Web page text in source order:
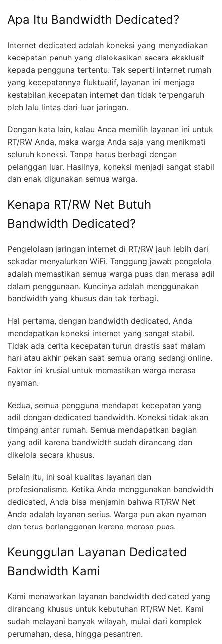
Apa Itu Bandwidth Dedicated?
Internet dedicated adalah koneksi yang menyediakan
kecepatan penuh yang dialokasikan secara eksklusif
kepada pengguna tertentu. Tak seperti internet rumah
yang kecepatannya fluktuatif, layanan ini menjaga
kestabilan kecepatan internet dan tidak terpengaruh
oleh lalu lintas dari luar jaringan.
Dengan kata lain, kalau Anda memilih layanan ini untuk
RT/RW Anda, maka warga Anda saja yang menikmati
seluruh koneksi. Tanpa harus berbagi dengan
pelanggan luar. Hasilnya, koneksi menjadi sangat stabil
dan enak digunakan semua warga.
Kenapa RT/RW Net Butuh
Bandwidth Dedicated?
Pengelolaan jaringan internet di RT/RW jauh lebih dari
sekadar menyalurkan WiFi. Tanggung jawab pengelola
adalah memastikan semua warga puas dan merasa adil
dalam penggunaan. Kuncinya adalah menggunakan
bandwidth yang khusus dan tak terbagi.
Hal pertama, dengan bandwidth dedicated, Anda
mendapatkan koneksi internet yang sangat stabil.
Tidak ada cerita kecepatan turun drastis saat malam
hari atau akhir pekan saat semua orang sedang online.
Faktor ini krusial untuk memastikan warga merasa
nyaman.
Kedua, semua pengguna mendapat kecepatan yang
adil dengan dedicated bandwidth. Koneksi tidak akan
timpang antar rumah. Semua mendapatkan bagian
yang adil karena bandwidth sudah dirancang dan
dikelola secara khusus.
Selain itu, ini soal kualitas layanan dan
profesionalisme. Ketika Anda menggunakan bandwidth
dedicated, Anda bisa menjamin bahwa RT/RW Net
Anda adalah layanan serius. Warga pun akan nyaman
dan terus berlangganan karena merasa puas.
Keunggulan Layanan Dedicated
Bandwidth Kami
Kami menawarkan layanan bandwidth dedicated yang
dirancang khusus untuk kebutuhan RT/RW Net. Kami
sudah melayani banyak wilayah, mulai dari komplek
perumahan, desa, hingga pesantren.